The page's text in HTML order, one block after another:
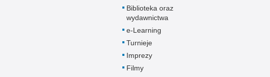
Biblioteka oraz
wydawnictwa
e-Learning
Turnieje
Imprezy
Filmy